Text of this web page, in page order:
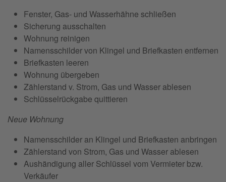
Fenster, Gas- und Wasserhähne schließen
Sicherung ausschalten
Wohnung reinigen
Namensschilder von Klingel und Briefkasten entfernen
Briefkasten leeren
Wohnung übergeben
Zählerstand v. Strom, Gas und Wasser ablesen
Schlüsselrückgabe quittieren
Neue Wohnung
Namensschilder an Klingel und Briefkasten anbringen
Zählerstand von Strom, Gas und Wasser ablesen
Aushändigung aller Schlüssel vom Vermieter bzw.
Verkäufer